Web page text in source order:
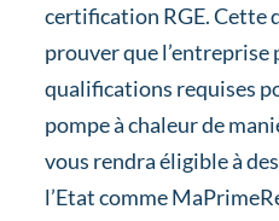
certification RGE. Cette
prouver que l’entreprise
qualifications requises
pompe à chaleur de
vous rendra éligible à des
l’Etat comme